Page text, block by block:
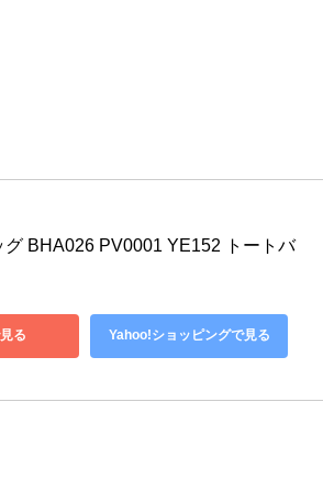
グ BHA026 PV0001 YE152 トートバ
る Yahoo!ショッピングで見る